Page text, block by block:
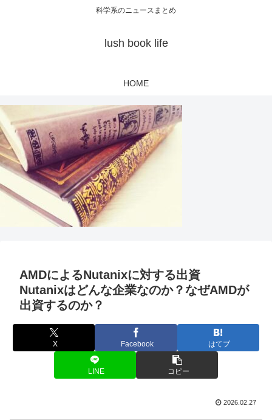
科学系のニュースまとめ
lush book life
HOME
AMDによるNutanixに対する出資
Nutanixはどんな企業なのか？なぜAMDが
出資するのか？
X Facebook はてブ
LINE コピー
2026.02.27